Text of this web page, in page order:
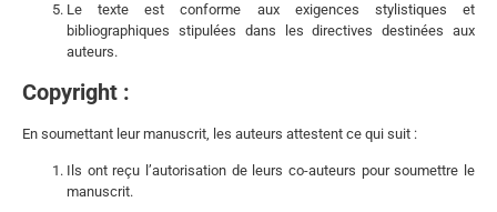
Le texte est conforme aux exigences stylistiques et
bibliographiques stipulées dans les directives destinées aux
auteurs.
Copyright :
En soumettant leur manuscrit, les auteurs attestent ce qui suit :
Ils ont reçu l’autorisation de leurs co-auteurs pour soumettre le
manuscrit.